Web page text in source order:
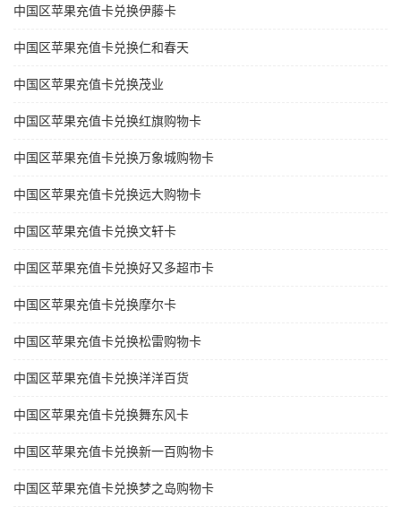
中国区苹果充值卡兑换伊藤卡
中国区苹果充值卡兑换仁和春天
中国区苹果充值卡兑换茂业
中国区苹果充值卡兑换红旗购物卡
中国区苹果充值卡兑换万象城购物卡
中国区苹果充值卡兑换远大购物卡
中国区苹果充值卡兑换文轩卡
中国区苹果充值卡兑换好又多超市卡
中国区苹果充值卡兑换摩尔卡
中国区苹果充值卡兑换松雷购物卡
中国区苹果充值卡兑换洋洋百货
中国区苹果充值卡兑换舞东风卡
中国区苹果充值卡兑换新一百购物卡
中国区苹果充值卡兑换梦之岛购物卡